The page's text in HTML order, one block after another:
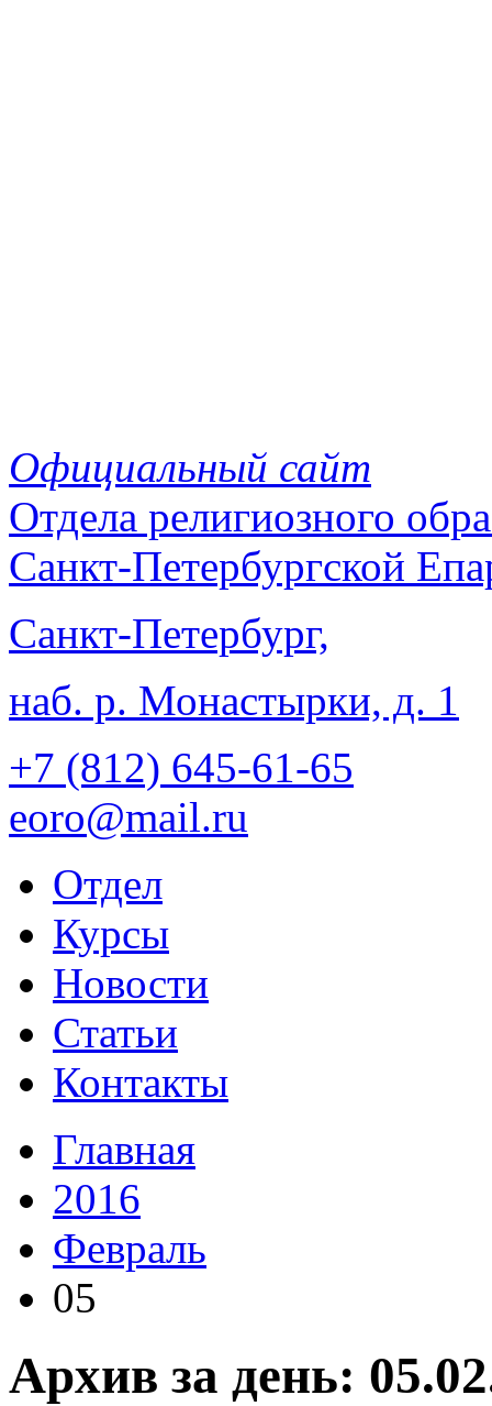
Официальный сайт
Отдела религиозного
Санкт-Петербургской
Санкт-Петербург,
наб. р. Монастырки, д. 1
+7 (812) 645-61-65
eoro@mail.ru
Отдел
Курсы
Новости
Статьи
Контакты
Главная
2016
Февраль
05
Архив за день: